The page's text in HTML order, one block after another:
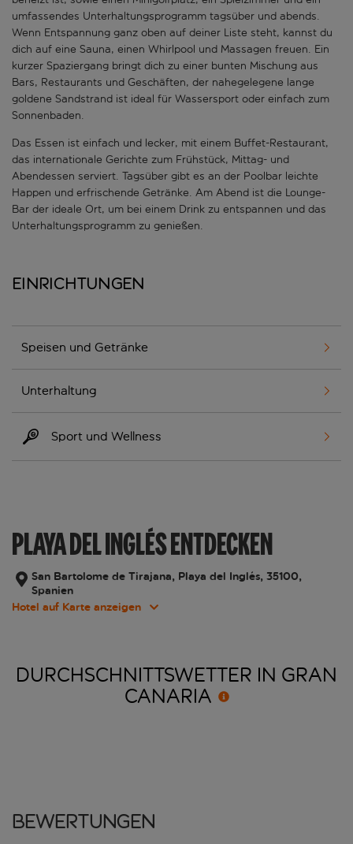
umfassendes Unterhaltungsprogramm tagsüber und abends.
Wenn Entspannung ganz oben auf deiner Liste steht, kannst du
dich auf eine Sauna, einen Whirlpool und Massagen freuen. Ein
kurzer Spaziergang bringt dich zu einer bunten Mischung aus
Bars, Restaurants und Geschäften, der nahegelegene lange
goldene Sandstrand ist ideal für Wassersport oder einfach zum
Sonnenbaden.
Das Essen ist einfach und lecker, mit einem Buffet-Restaurant,
das internationale Gerichte zum Frühstück, Mittag- und
Abendessen serviert. Tagsüber gibt es an der Poolbar leichte
Happen und erfrischende Getränke. Am Abend ist die Lounge-
Bar der ideale Ort, um bei einem Drink zu entspannen und das
Unterhaltungsprogramm zu genießen.
Einrichtungen
Speisen und Getränke
Unterhaltung
Sport und Wellness
PLAYA DEL INGLÉS ENTDECKEN
San Bartolome de Tirajana, Playa del Inglés, 35100,
Spanien
Hotel auf Karte anzeigen
DURCHSCHNITTSWETTER IN GRAN
CANARIA
Bewertungen